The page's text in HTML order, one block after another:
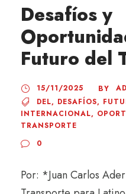
Desafíos y
Futuro del
15/11/2025 BY
DEL, DESAFÍOS,
INTERNACIONAL,
TRANSPORTE
0
Por: *Juan Carlos